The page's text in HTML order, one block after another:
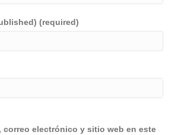
(required)
correo electrónico y sitio web en este